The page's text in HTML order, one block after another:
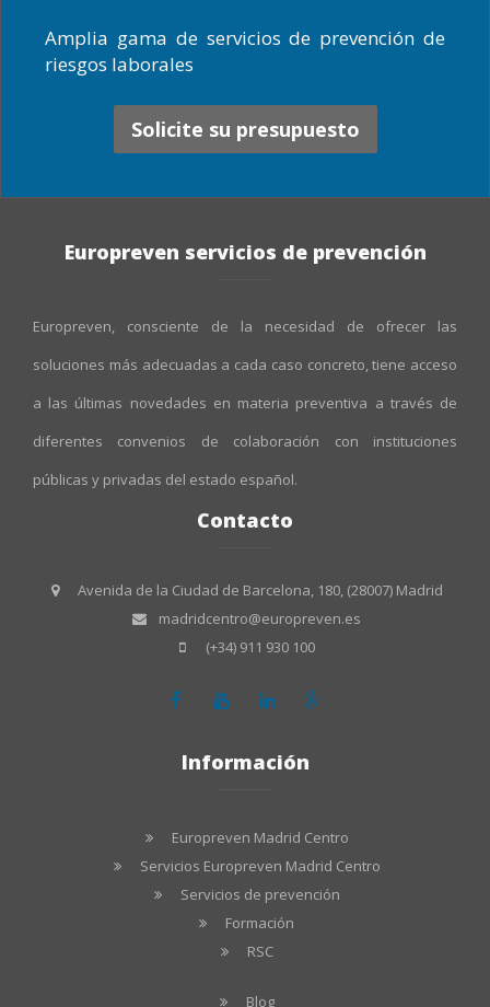
Amplia gama de servicios de prevención de
riesgos laborales
Solicite su presupuesto
Europreven servicios de prevención
Europreven, consciente de la necesidad de ofrecer las
soluciones más adecuadas a cada caso concreto, tiene acceso
a las últimas novedades en materia preventiva a través de
diferentes convenios de colaboración con instituciones
públicas y privadas del estado español.
Contacto
Avenida de la Ciudad de Barcelona, 180, (28007) Madrid
madridcentro@europreven.es
(+34) 911 930 100
Información
Europreven Madrid Centro
Servicios Europreven Madrid Centro
Servicios de prevención
Formación
RSC
Blog